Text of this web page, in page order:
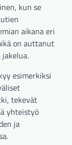
kun se
aikana eri
on auttanut
esimerkiksi
tekevät
yhteistyö
ja